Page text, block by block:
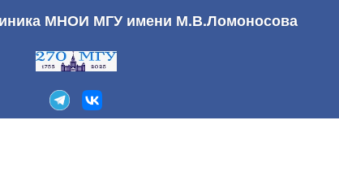
МНОИ МГУ имени М.В.Ломоносова